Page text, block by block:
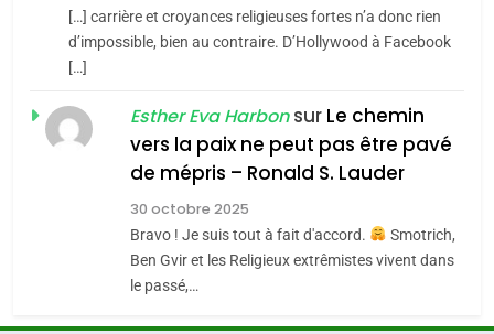
Accords d’Isaac:
l’alliance pourrait
s’étendre à 13 pays
d’Amérique latine
ISRAÉL JUDAISME
2025, l’année la plus
meurtrière selon le
[…] carrière et croyances religieuses fortes n’a donc rien
d’impossible, bien au contraire. D’Hollywood à Facebook
[…]
Esther Eva Harbonsur Le chemin
vers la paix ne peut pas être pavé
de mépris – Ronald S. Lauder
30 octobre 2025
Bravo ! Je suis tout à fait d'accord.
Smotrich,
Ben Gvir et les Religieux extrêmistes vivent dans
le passé,…
CE QUI NOUS MANQUE –
JUDAISME
Maroc : Les amandes de
Tafraout, le miel de Tadla
Azilal consacrés produits
du terroir
DAFINA MAROC